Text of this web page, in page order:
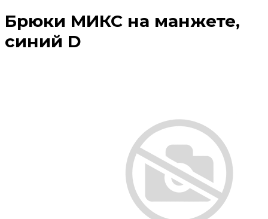
Брюки МИКС на манжете,
синий D